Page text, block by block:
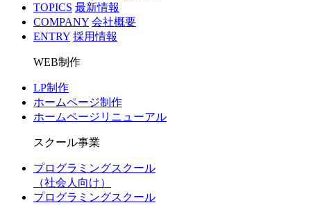
TOPICS 最新情報
COMPANY 会社概要
ENTRY 採用情報
WEB制作
LP制作
ホームページ制作
ホームページリニューアル
スクール事業
プログラミングスクール
（社会人向け）
プログラミングスクール